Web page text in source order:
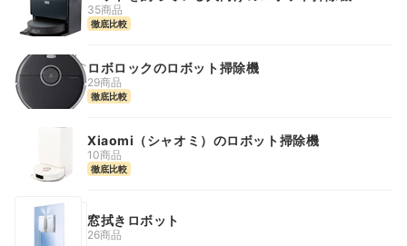
35商品
徹底比較
ロボロックのロボット掃除機
29商品
徹底比較
Xiaomi（シャオミ）のロボット掃除機
10商品
徹底比較
窓拭きロボット
26商品